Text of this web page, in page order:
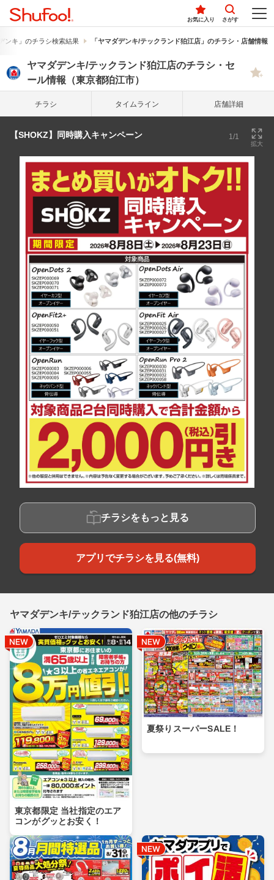
お気に入り さがす
ンキ」のチラシ検索結果 「ヤマダデンキ/テックランド狛江店」のチラシ・店舗情報
ヤマダデンキ/テックランド狛江店のチラシ・セ
ール情報（東京都狛江市）
チラシ タイム ライン 店舗詳細
【SHOKZ】同時購入キャンペーン 1/1
拡大
チラシをもっと見る
アプリでチラシを見る(無料)
ヤマダデンキ/テックランド狛江店の他のチラシ
東京都限定 当社指定のエア
コンがグッとお安く！
夏祭りスーパーSALE！